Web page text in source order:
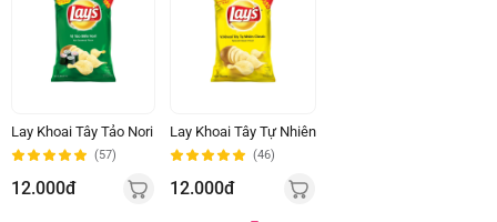
Lay Khoai Tây Tảo Nori
(57)
12.000đ
Lay Khoai Tây Tự Nhiên
(46)
12.000đ